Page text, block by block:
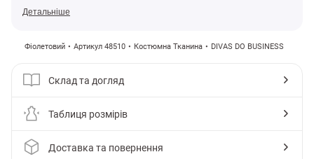
Детальніше
Фіолетовий Артикул 48510 Костюмна Тканина DIVAS DO BUSINESS
Склад та догляд
Таблиця розмірів
Доставка та повернення